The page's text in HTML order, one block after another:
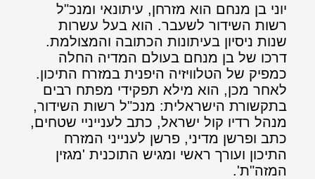
יוני בן מנחם הוא מזרחן, עיתונאי ומנכ"ל
רשות השידור לשעבר. הוא בעל עשרות
שנות ניסיון בעיתונות הכתובה והמצולמת.
דרכו של בן מנחם בעולם המדיה החלה
כמפיק של הטלוויזיה היפנית במזרח התיכון.
לאחר מכן, הוא מילא תפקידי מפתח רבים
בתקשורת הישראלית: מנכ"ל רשות השידור,
מנהל רדיו קול ישראל, כתב לענייניי שטחים,
כתב ופרשן מדיני, פרשן לענייני המזרח
התיכון ועורך ראשי ומגיש התוכנית 'מגזין
המזה"ת'.